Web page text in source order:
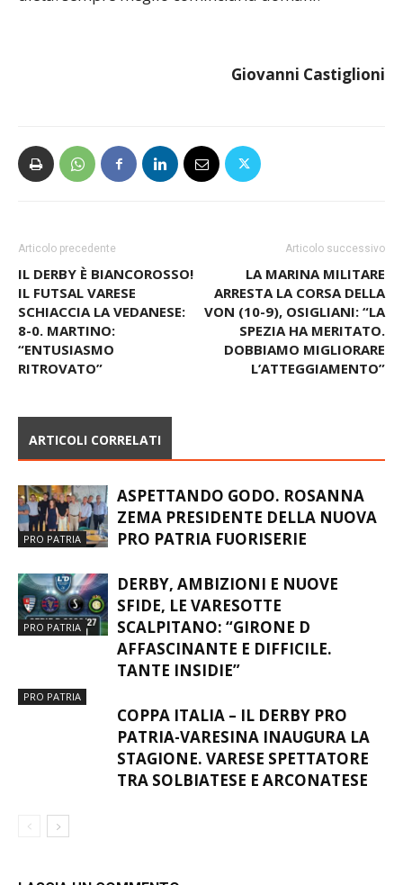
Giovanni Castiglioni
Articolo precedente
IL DERBY È BIANCOROSSO!
IL FUTSAL VARESE
SCHIACCIA LA VEDANESE:
8-0. MARTINO:
“ENTUSIASMO
RITROVATO”
Articolo successivo
LA MARINA MILITARE
ARRESTA LA CORSA DELLA
VON (10-9), OSIGLIANI: “LA
SPEZIA HA MERITATO.
DOBBIAMO MIGLIORARE
L’ATTEGGIAMENTO”
ARTICOLI CORRELATI
PRO PATRIA
ASPETTANDO GODO. ROSANNA
ZEMA PRESIDENTE DELLA NUOVA
PRO PATRIA FUORISERIE
PRO PATRIA
DERBY, AMBIZIONI E NUOVE
SFIDE, LE VARESOTTE
SCALPITANO: “GIRONE D
AFFASCINANTE E DIFFICILE.
TANTE INSIDIE”
PRO PATRIA
COPPA ITALIA – IL DERBY PRO
PATRIA-VARESINA INAUGURA LA
STAGIONE. VARESE SPETTATORE
TRA SOLBIATESE E ARCONATESE